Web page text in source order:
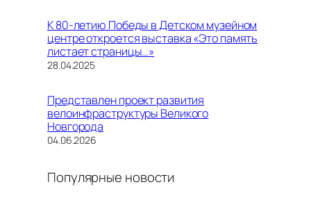
К 80-летию Победы в Детском музейном
центре откроется выставка «Это память
листает страницы…»
Дата
28.04.2025
Представлен проект развития
велоинфраструктуры Великого
Новгорода
Дата
04.06.2026
Популярные новости